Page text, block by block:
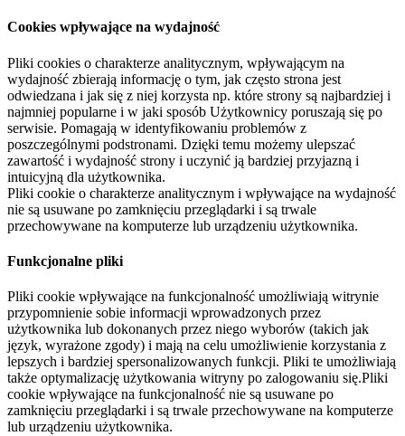
Cookies wpływające na wydajność
Pliki cookies o charakterze analitycznym, wpływającym na
wydajność zbierają informację o tym, jak często strona jest
odwiedzana i jak się z niej korzysta np. które strony są najbardziej i
najmniej popularne i w jaki sposób Użytkownicy poruszają się po
serwisie. Pomagają w identyfikowaniu problemów z
poszczególnymi podstronami. Dzięki temu możemy ulepszać
zawartość i wydajność strony i uczynić ją bardziej przyjazną i
intuicyjną dla użytkownika.
Pliki cookie o charakterze analitycznym i wpływające na wydajność
nie są usuwane po zamknięciu przeglądarki i są trwale
przechowywane na komputerze lub urządzeniu użytkownika.
Funkcjonalne pliki
Pliki cookie wpływające na funkcjonalność umożliwiają witrynie
przypomnienie sobie informacji wprowadzonych przez
użytkownika lub dokonanych przez niego wyborów (takich jak
język, wyrażone zgody) i mają na celu umożliwienie korzystania z
lepszych i bardziej spersonalizowanych funkcji. Pliki te umożliwiają
także optymalizację użytkowania witryny po zalogowaniu się.Pliki
cookie wpływające na funkcjonalność nie są usuwane po
zamknięciu przeglądarki i są trwale przechowywane na komputerze
lub urządzeniu użytkownika.